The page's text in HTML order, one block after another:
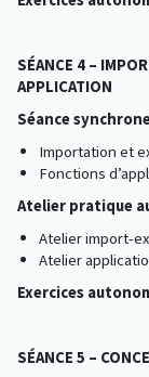
SÉANCE 4 –
APPLICATION
Séance
Importation et
Fonctions
Atelier pratique
Atelier import-
Atelier
Exercices
SÉANCE 5 –